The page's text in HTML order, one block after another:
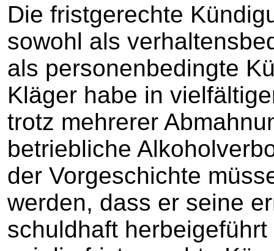
Die fristgerechte
sowohl als
als personenbedingte
Kläger habe in
trotz mehrerer
betriebliche
der Vorgeschichte
werden, dass er seine
schuldhaft